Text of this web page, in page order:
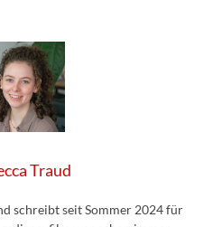
Traud
schreibt seit Sommer 2024 für